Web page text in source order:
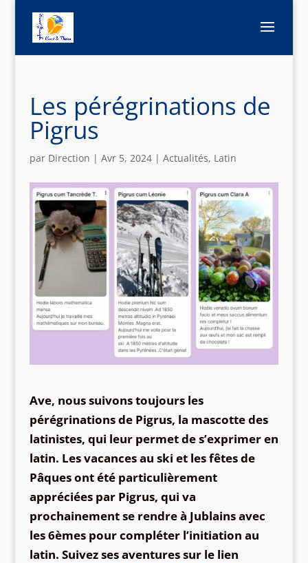
Les pérégrinations de
Pigrus
par Direction | Avr 5, 2024| Actualités, Latin
Ave, nous suivons toujours les
pérégrinations de Pigrus, la mascotte des
latinistes, qui leur permet de s’exprimer en
latin. Les vacances au ski et les fêtes de
Pâques ont été particulièrement
appréciées par Pigrus, qui va
prochainement se rendre à Jublains avec
les 6èmes pour compléter l’initiation au
latin. Suivez ses aventures sur le lien